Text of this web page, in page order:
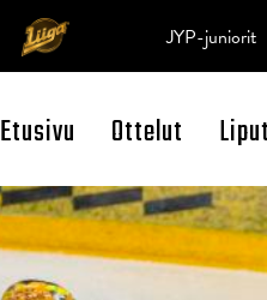
Open Search
Etusivu Ottelut
JYP-juniorit